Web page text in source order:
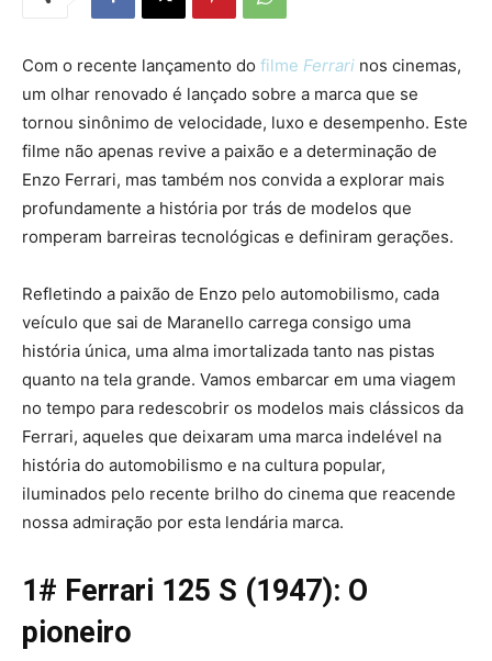
Com o recente lançamento do filme Ferrari nos cinemas,
um olhar renovado é lançado sobre a marca que se
tornou sinônimo de velocidade, luxo e desempenho. Este
filme não apenas revive a paixão e a determinação de
Enzo Ferrari, mas também nos convida a explorar mais
profundamente a história por trás de modelos que
romperam barreiras tecnológicas e definiram gerações.
Refletindo a paixão de Enzo pelo automobilismo, cada
veículo que sai de Maranello carrega consigo uma
história única, uma alma imortalizada tanto nas pistas
quanto na tela grande. Vamos embarcar em uma viagem
no tempo para redescobrir os modelos mais clássicos da
Ferrari, aqueles que deixaram uma marca indelével na
história do automobilismo e na cultura popular,
iluminados pelo recente brilho do cinema que reacende
nossa admiração por esta lendária marca.
1# Ferrari 125 S (1947): O
pioneiro